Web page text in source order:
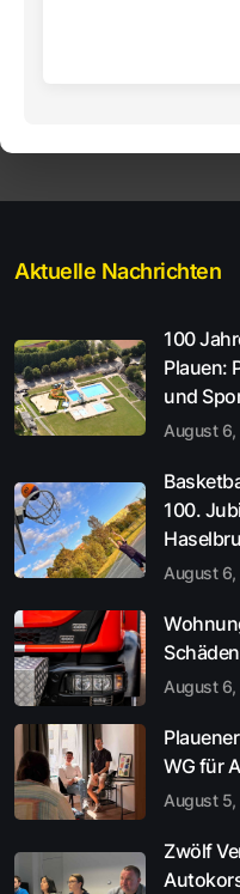
Aktuelle Nachrichten
100
Plauen:
und
August
100.
August
August
WG für
August
Zwölf